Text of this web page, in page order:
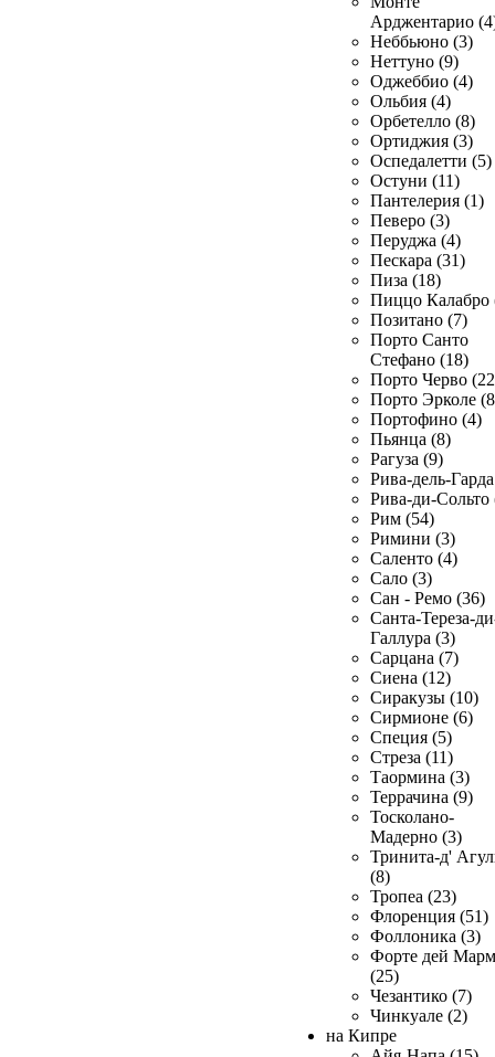
Арджентарио
Неббьюно (3)
Неттуно (9)
Оджеббио (4)
Ольбия (4)
Орбетелло (8)
Ортиджия (3)
Оспедалетти (5)
Остуни (11)
Пантелерия (1)
Певеро (3)
Перуджа (4)
Пескара (31)
Пиза (18)
Пиццо Калабро
Позитано (7)
Порто Санто
Стефано (18)
Порто Черво
Порто Эрколе
Портофино (4)
Пьянца (8)
Рагуза (9)
Рива-дель-
Рива-ди-Сольто
Рим (54)
Римини (3)
Саленто (4)
Сало (3)
Сан - Ремо (36)
Санта-Тереза-
Галлура (3)
Сарцана (7)
Сиена (12)
Сиракузы (10)
Сирмионе (6)
Специя (5)
Стреза (11)
Таормина (3)
Террачина (9)
Тосколано-
Мадерно (3)
Тринита-д'
(8)
Тропеа (23)
Флоренция (51)
Фоллоника (3)
Форте дей
(25)
Чезантико (7)
Чинкуале (2)
на Кипре